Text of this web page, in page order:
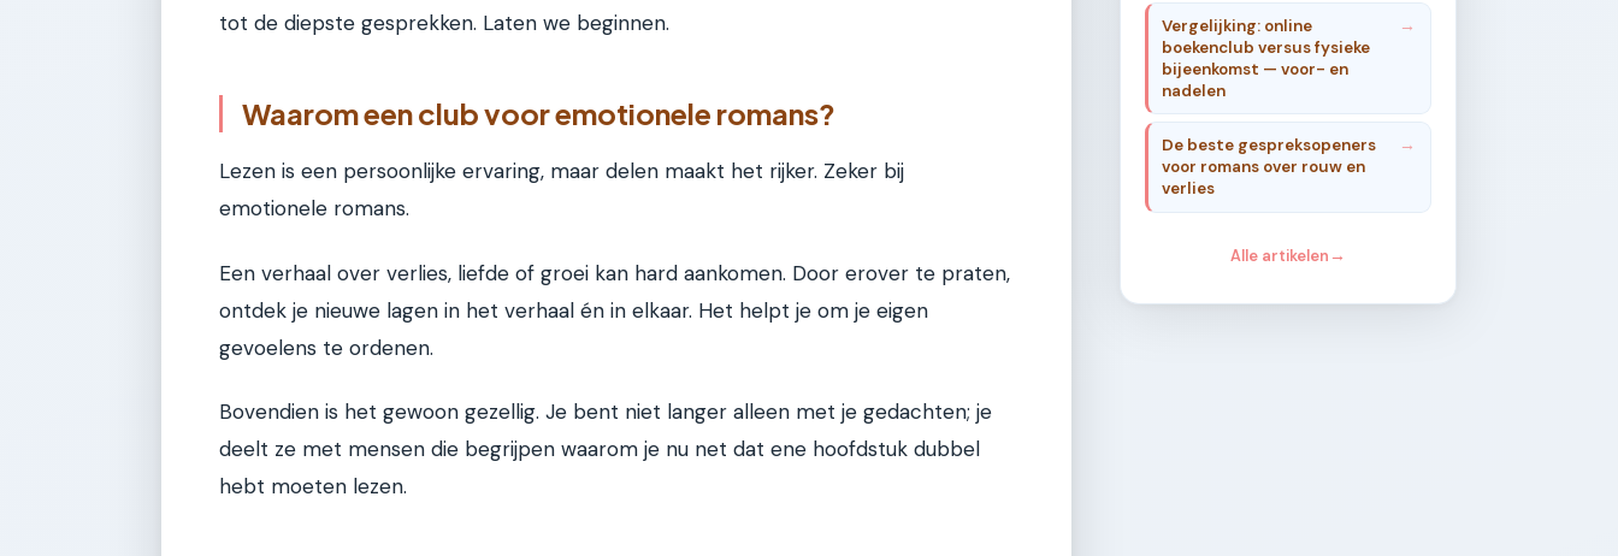
tot de diepste gesprekken. Laten we beginnen.
Waarom een club voor emotionele romans?
Lezen is een persoonlijke ervaring, maar delen maakt het rijker. Zeker bij
emotionele romans.
Een verhaal over verlies, liefde of groei kan hard aankomen. Door erover te praten,
ontdek je nieuwe lagen in het verhaal én in elkaar. Het helpt je om je eigen
gevoelens te ordenen.
Bovendien is het gewoon gezellig. Je bent niet langer alleen met je gedachten; je
deelt ze met mensen die begrijpen waarom je nu net dat ene hoofdstuk dubbel
hebt moeten lezen.
Vergelijking: online
boekenclub versus fysieke
bijeenkomst — voor- en
nadelen
De beste gespreksopeners
voor romans over rouw en
verlies
Alle artikelen